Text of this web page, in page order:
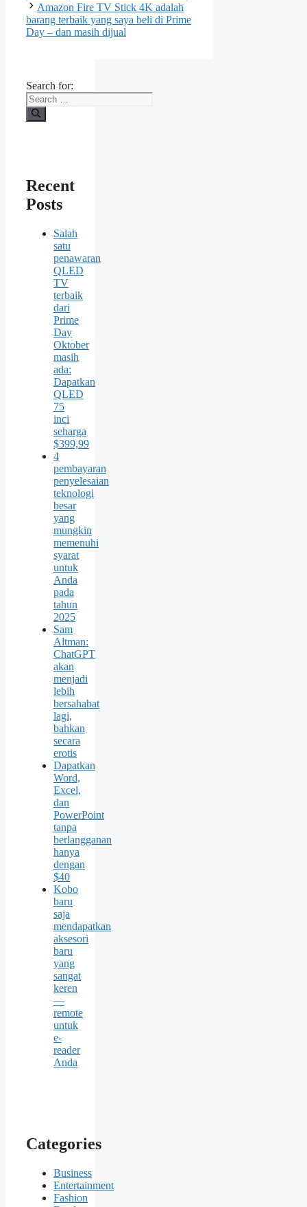
Amazon Fire TV Stick 4K adalah
barang terbaik yang saya beli di Prime
Day – dan masih dijual
Search for:
Recent
Posts
Salah
satu
penawaran
QLED
TV
terbaik
dari
Prime
Day
Oktober
masih
ada:
Dapatkan
QLED
75
inci
seharga
$399,99
4
pembayaran
penyelesaian
teknologi
besar
yang
mungkin
memenuhi
syarat
untuk
Anda
pada
tahun
2025
Sam
Altman:
ChatGPT
akan
menjadi
lebih
bersahabat
lagi,
bahkan
secara
erotis
Dapatkan
Word,
Excel,
dan
PowerPoint
tanpa
berlangganan
hanya
dengan
$40
Kobo
baru
saja
mendapatkan
aksesori
baru
yang
sangat
keren
—
remote
untuk
e-
reader
Anda
Categories
Business
Entertainment
Fashion